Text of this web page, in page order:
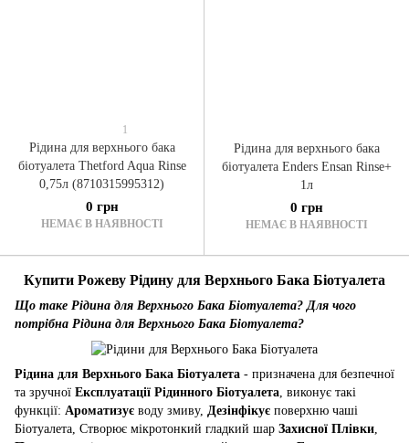
1
Рідина для верхнього бака
біотуалета Thetford Aqua Rinse
0,75л (8710315995312)
0 грн
НЕМАЄ В НАЯВНОСТІ
Рідина для верхнього бака
біотуалета Enders Ensan Rinse+
1л
0 грн
НЕМАЄ В НАЯВНОСТІ
Купити Рожеву Рідину для Верхнього Бака Біотуалета
Що таке Рідина для Верхнього Бака Біотуалета? Для чого
потрібна Рідина для Верхнього Бака Біотуалета?
Рідина для Верхнього Бака Біотуалета - призначена для безпечної
та зручної Експлуатації Рідинного Біотуалета , виконує такі
функції: Ароматизує воду змиву, Дезінфікує поверхню чаші
Біотуалета, Створює мікротонкий гладкий шар Захисної Плівки